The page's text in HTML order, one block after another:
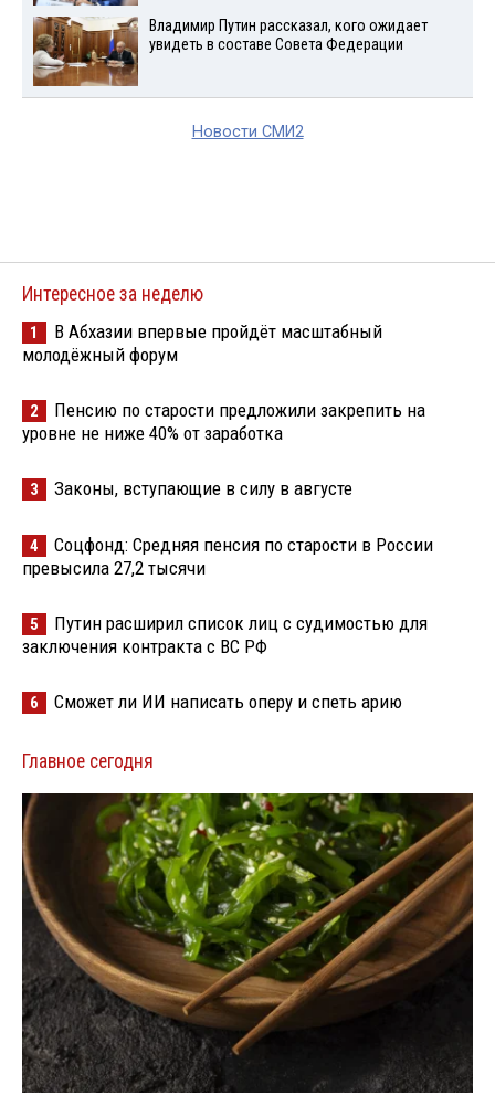
Владимир Путин рассказал, кого ожидает
увидеть в составе Совета Федерации
Новости СМИ2
Интересное за неделю
1
В Абхазии впервые пройдёт масштабный
молодёжный форум
2
Пенсию по старости предложили закрепить на
уровне не ниже 40% от заработка
3 Законы, вступающие в силу в августе
4
Соцфонд: Средняя пенсия по старости в России
превысила 27,2 тысячи
5
Путин расширил список лиц с судимостью для
заключения контракта с ВС РФ
6 Сможет ли ИИ написать оперу и спеть арию
Главное сегодня